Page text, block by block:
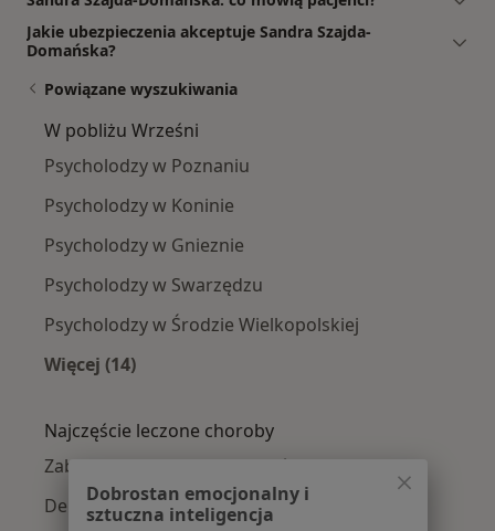
Jakie ubezpieczenia akceptuje Sandra Szajda-
Domańska?
Powiązane wyszukiwania
W pobliżu Wrześni
Psycholodzy w Poznaniu
Psycholodzy w Koninie
Psycholodzy w Gnieznie
Psycholodzy w Swarzędzu
Psycholodzy w Środzie Wielkopolskiej
Więcej (14)
Najczęście leczone choroby
Zaburzenia nastroju w Wrześni
Depresja w Wrześni
Dobrostan emocjonalny i
sztuczna inteligencja